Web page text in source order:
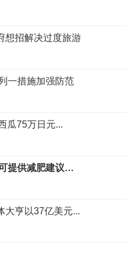
想招解决过度旅游
一措施加强防范
瓜75万日元...
提供减肥建议…
大亨以37亿美元...